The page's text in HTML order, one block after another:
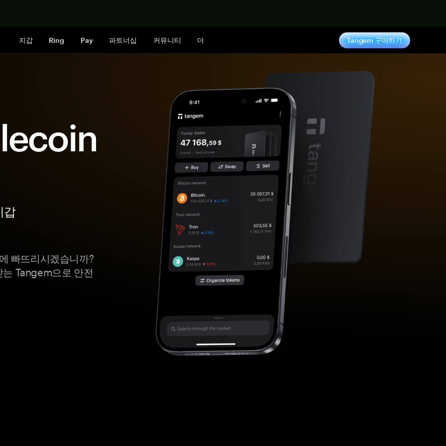
지갑 Ring Pay 파트너십 커뮤니티 더 Tangem 구매하기
갑
빠뜨리시겠습니까?
Tangem으로 안전